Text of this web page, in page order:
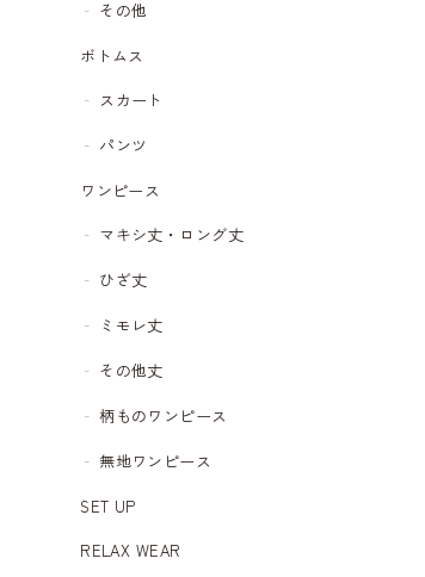
その他
ボトムス
スカート
パンツ
ワンピース
マキシ丈・ロング丈
ひざ丈
ミモレ丈
その他丈
柄ものワンピース
無地ワンピース
SET UP
RELAX WEAR